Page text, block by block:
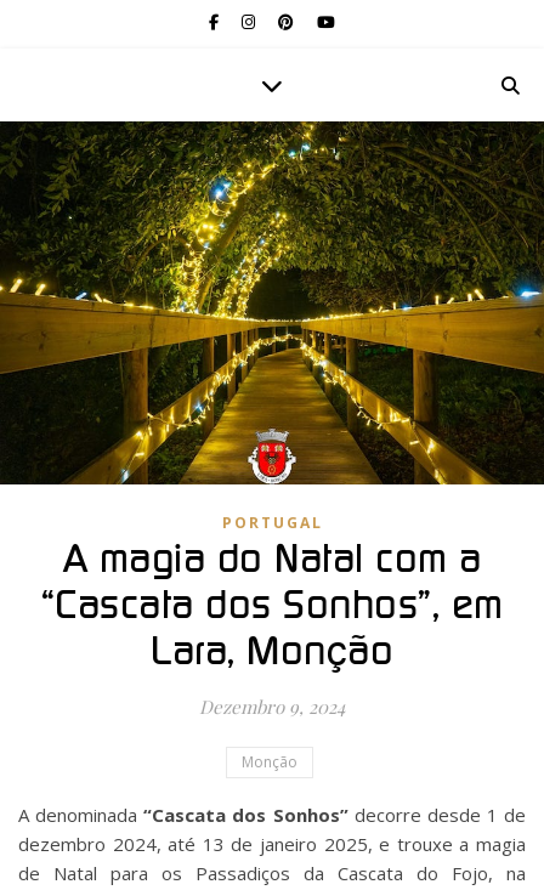
PORTUGAL
A magia do Natal com a
“Cascata dos Sonhos”, em
Lara, Monção
Dezembro 9, 2024
Monção
A denominada“Cascata dos Sonhos”decorre desde 1 de
dezembro 2024, até 13 de janeiro 2025, e trouxe a magia
de Natal para os Passadiços da Cascata do Fojo, na